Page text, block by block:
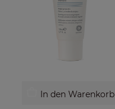
In den Warenkorb